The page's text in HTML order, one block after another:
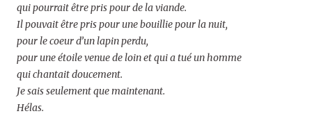
qui pourrait être pris pour de la viande.
Il pouvait être pris pour une bouillie pour la nuit,
pour le coeur d’un lapin perdu,
pour une étoile venue de loin et qui a tué un homme
qui chantait doucement.
Je sais seulement que maintenant.
Hélas.